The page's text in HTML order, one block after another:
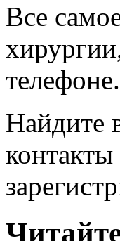
Все
телефоне.
Найдите